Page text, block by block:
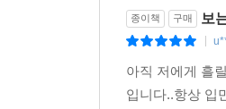
“위험해” 대신 “조
---「두려움 속에서
종이책 구매 보
아직 저에게 흘
입니다..항상 입